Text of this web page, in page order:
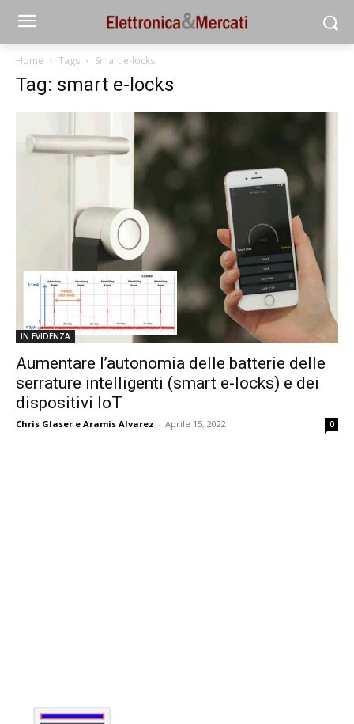
Home Tags Smart e-locks
Tag: smart e-locks
IN EVIDENZA
Aumentare l’autonomia delle batterie delle
serrature intelligenti (smart e-locks) e dei
dispositivi IoT
Chris Glaser e Aramis Alvarez - Aprile 15, 2022 0